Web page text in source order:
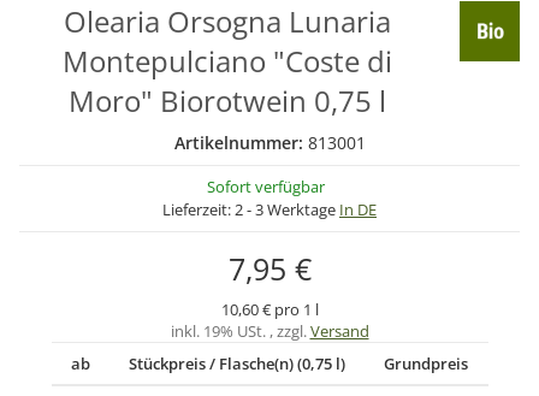
Olearia Orsogna Lunaria
Montepulciano "Coste di
Moro" Biorotwein 0,75 l
Artikelnummer: 813001
Sofort verfügbar
Lieferzeit:2 - 3 Werktage In DE
7,95 €
10,60 € pro 1 l
inkl. 19% USt. , zzgl.Versand
ab
Stückpreis / Flasche(n) (0,75 l)
Grundpreis